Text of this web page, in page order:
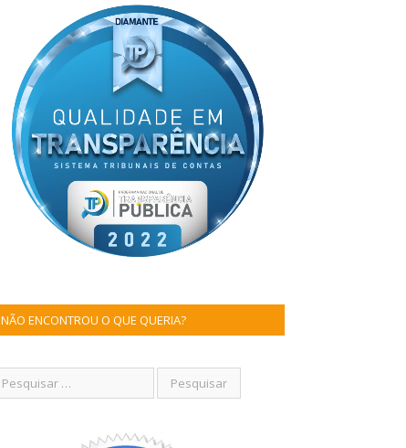
NÃO ENCONTROU O QUE QUERIA?